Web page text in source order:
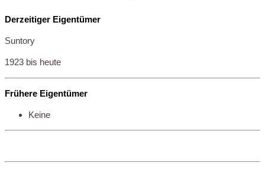
Derzeitiger Eigentümer
Suntory
1923 bis heute
Frühere Eigentümer
Keine